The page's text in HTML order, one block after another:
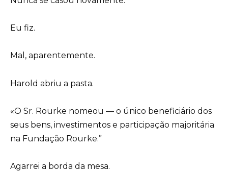
Eu fiz.
Mal, aparentemente.
Harold abriu a pasta.
«O Sr. Rourke nomeou — o único beneficiário dos
seus bens, investimentos e participação majoritária
na Fundação Rourke.”
Agarrei a borda da mesa.